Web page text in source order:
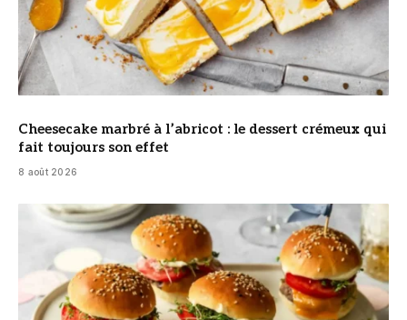
Cheesecake marbré à l’abricot : le dessert crémeux qui
fait toujours son effet
8 août 2026
© DR